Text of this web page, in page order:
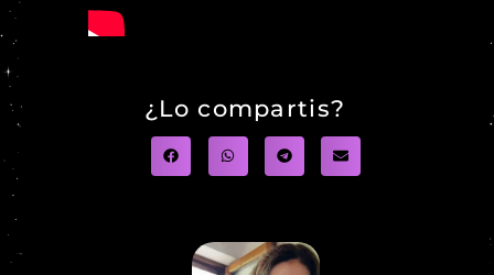
¿Lo compartis?